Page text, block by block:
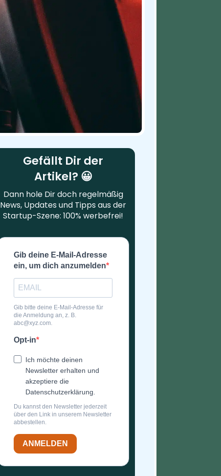
Gefällt Dir der
Artikel? 😀
Dann hole Dir doch regelmäßig
News, Updates und Tipps aus der
Startup-Szene: 100% werbefrei!
Gib deine E-Mail-Adresse
ein, um dich anzumelden
Gib bitte deine E-Mail-Adresse für
die Anmeldung an, z. B.
abc@xyz.com.
Opt-in
Ich möchte deinen
Newsletter erhalten und
akzeptiere die
Datenschutzerklärung.
Du kannst den Newsletter jederzeit
über den Link in unserem Newsletter
abbestellen.
ANMELDEN